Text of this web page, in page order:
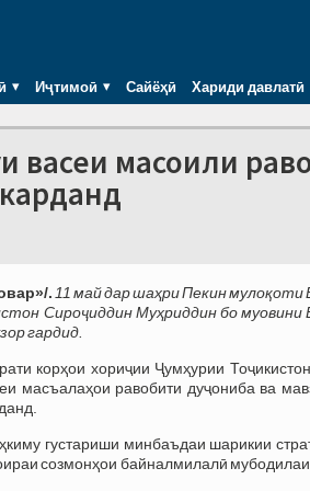
Иҷтимоӣ Сайёҳӣ Хариди давлатӣ
васеи масоили
. 11 май дар шаҳри Пекин мулоқоти
Сироҷиддин Муҳриддин бо муовини
гардид.
корҳои хориҷии Ҷумҳурии
масъалаҳои равобити дуҷониба ва
густариши минбаъдаи шарикии
созмонҳои байналмилалӣ